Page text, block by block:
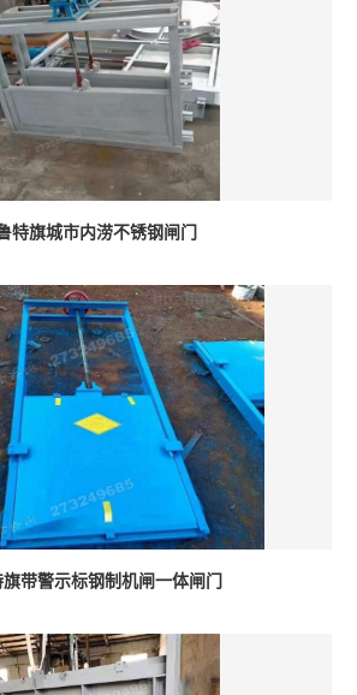
特旗城市内涝不锈钢闸门
带警示标钢制机闸一体闸门